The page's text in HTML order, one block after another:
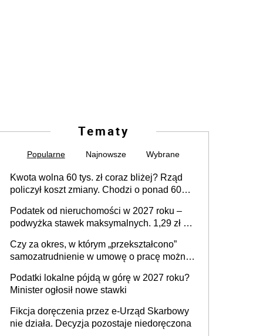
Tematy
Popularne Najnowsze Wybrane
Kwota wolna 60 tys. zł coraz bliżej? Rząd
policzył koszt zmiany. Chodzi o ponad 60
Podatek od nieruchomości w 2027 roku –
podwyżka stawek maksymalnych. 1,29 zł za
budynków i lokali związanych z
prowadzeniem działalności gospodarczej
Czy za okres, w którym „przekształcono”
samozatrudnienie w umowę o pracę można
umowy cywilnoprawnej jedynym
racjonalnym wyjściem
Podatki lokalne pójdą w górę w 2027 roku?
Minister ogłosił nowe stawki
Fikcja doręczenia przez e-Urząd Skarbowy
nie działa. Decyzja pozostaje niedoręczona